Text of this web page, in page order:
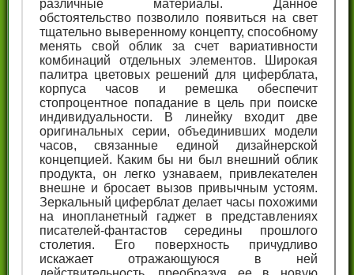
различные материалы. Данное
обстоятельство позволило появиться на свет
тщательно выверенному концепту, способному
менять свой облик за счет вариативности
комбинаций отдельных элементов. Широкая
палитра цветовых решений для циферблата,
корпуса часов и ремешка обеспечит
стопроцентное попадание в цель при поиске
индивидуальности. В линейку входит две
оригинальных серии, объединивших модели
часов, связанные единой дизайнерской
концепцией. Каким бы ни был внешний облик
продукта, он легко узнаваем, привлекателен
внешне и бросает вызов привычным устоям.
Зеркальный циферблат делает часы похожими
на инопланетный гаджет в представлениях
писателей-фантастов середины прошлого
столетия. Его поверхность причудливо
искажает отражающуюся в ней